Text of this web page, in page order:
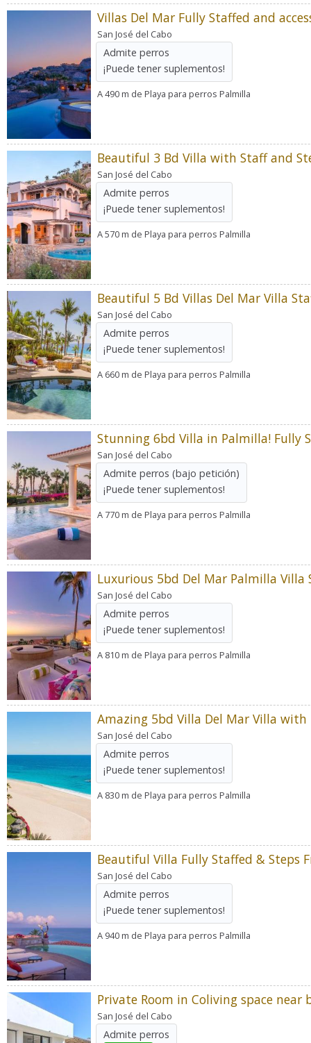
San José del Cabo
Admite perros
¡Puede tener suplementos!
A 490 m de Playa para perros Palmilla
San José del Cabo
Admite perros
¡Puede tener suplementos!
A 570 m de Playa para perros Palmilla
San José del Cabo
Admite perros
¡Puede tener suplementos!
A 660 m de Playa para perros Palmilla
San José del Cabo
Admite perros (bajo petición)
¡Puede tener suplementos!
A 770 m de Playa para perros Palmilla
San José del Cabo
Admite perros
¡Puede tener suplementos!
A 810 m de Playa para perros Palmilla
San José del Cabo
Admite perros
¡Puede tener suplementos!
A 830 m de Playa para perros Palmilla
San José del Cabo
Admite perros
¡Puede tener suplementos!
A 940 m de Playa para perros Palmilla
Private Room in Coliving space near
San José del Cabo
Admite perros